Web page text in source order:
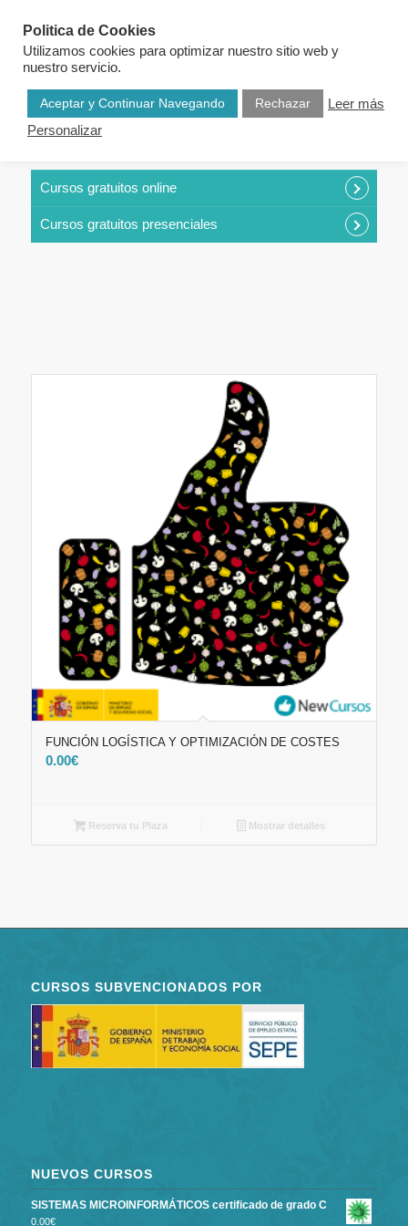
Cursos gratuitos online
Cursos gratuitos presenciales
FUNCIÓN LOGÍSTICA Y OPTIMIZACIÓN DE COSTES
0.00€
Reserva tu Plaza Mostrar detalles
CURSOS SUBVENCIONADOS POR
NUEVOS CURSOS
SISTEMAS MICROINFORMÁTICOS certificado de grado C
0.00€
Politica de Cookies
Utilizamos cookies para optimizar nuestro sitio web y
nuestro servicio.
Aceptar y Continuar Navegando Rechazar
Leer más
Personalizar